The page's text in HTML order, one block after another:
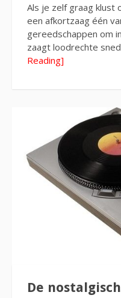
Als je zelf graag klust
een afkortzaag één
gereedschappen om
zaagt loodrechte
Reading]
De